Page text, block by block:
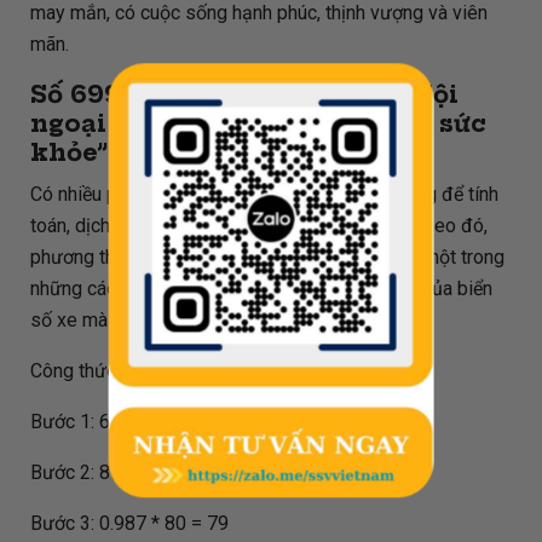
may mắn, có cuộc sống hạnh phúc, thịnh vượng và viên
mãn.
Số 69999còn có ý nghĩa là “Nội
ngoại khiếm tường - Phục hồi sức
khỏe”
Có nhiều phương pháp đã và đang được áp dụng để tính
toán, dịch ý nghĩa biển số xe theo phong thủy. Theo đó,
phương thức dịch dựa trên phép chia cho 80 là một trong
những cách phổ biến để xác định được ý nghĩa của biển
số xe mà mình đang sở hữu.
Công thức tính đối với biển số69999như sau:
Bước 1: 69999 / 80 = 874.988
Bước 2: 874.988 - 874 = 0.987
Bước 3: 0.987 * 80 = 79